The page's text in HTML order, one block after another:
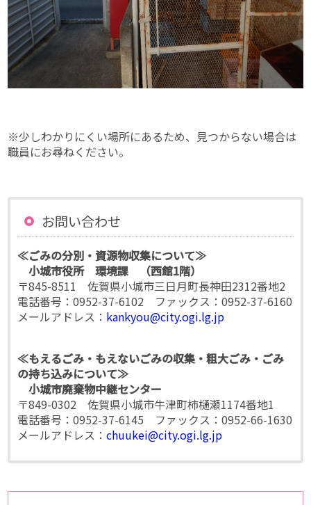
※少しわかりにくい場所にあるため、見つからない場合は
職員にお尋ねください。
お問い合わせ
≪ごみの分別・資源物収集について≫
小城市役所 環境課 （西館1階）
〒845-8511 佐賀県小城市三日月町長神田2312番地2
電話番号：0952-37-6102 ファックス：0952-37-6160
メールアドレス： kankyou@city.ogi.lg.jp
≪もえるごみ・もえないごみの収集・粗大ごみ・ごみ
の持ち込みについて≫
小城市廃棄物中継センター
〒849-0302 佐賀県小城市牛津町柿樋瀬1174番地1
電話番号：0952-37-6145 ファックス：0952-66-1630
メールアドレス：chuukei@city.ogi.lg.jp